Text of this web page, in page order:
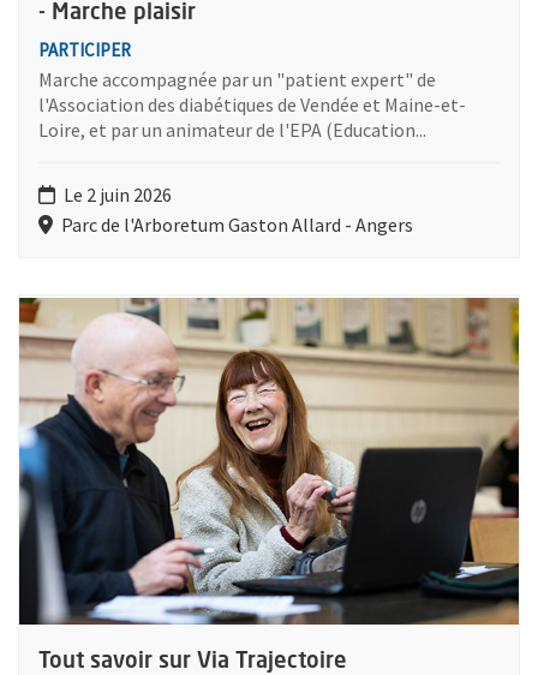
- Marche plaisir
PARTICIPER
Marche accompagnée par un "patient expert" de
l'Association des diabétiques de Vendée et Maine-et-
Loire, et par un animateur de l'EPA (Education...
Le 2 juin 2026
Parc de l'Arboretum Gaston Allard - Angers
Tout savoir sur Via Trajectoire
Plus d'information sur l'évènement : Tout savoir sur Via